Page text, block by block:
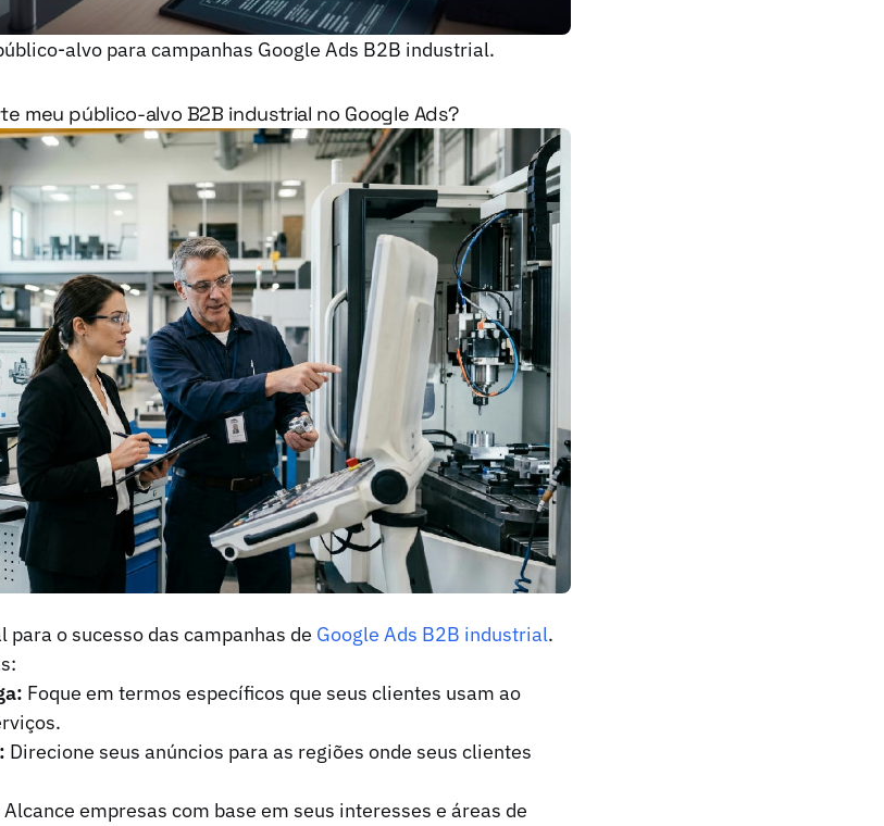
alvo para campanhas Google Ads B2B industrial.
meu público-alvo B2B industrial no Google Ads?
o sucesso das campanhas de Google Ads B2B industrial.
Foque em termos específicos que seus clientes usam ao
Direcione seus anúncios para as regiões onde seus clientes
Alcance empresas com base em seus interesses e áreas de